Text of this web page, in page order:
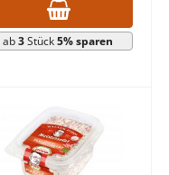
ab3Stück5% sparen